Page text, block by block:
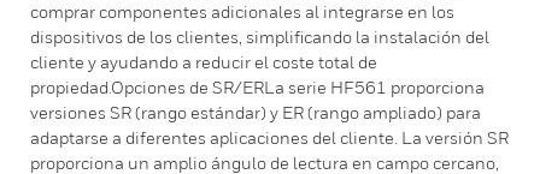
comprar componentes adicionales al integrarse en los
dispositivos de los clientes, simplificando la instalación del
cliente y ayudando a reducir el coste total de
propiedad.Opciones de SR/ERLa serie HF561 proporciona
versiones SR (rango estándar) y ER (rango ampliado) para
adaptarse a diferentes aplicaciones del cliente. La versión SR
proporciona un amplio ángulo de lectura en campo cercano,